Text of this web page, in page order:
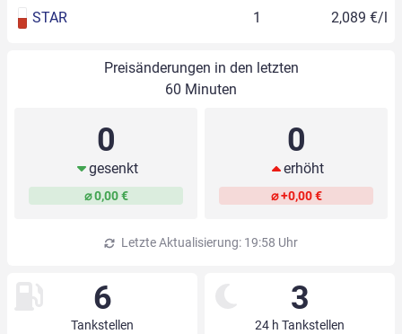
STAR 1 2,089 €/l
Preisänderungen in den letzten
60 Minuten
0
gesenkt
⌀ 0,00 €
0
erhöht
⌀ +0,00 €
Letzte Aktualisierung: 19:58 Uhr
6
Tankstellen
3
24 h Tankstellen